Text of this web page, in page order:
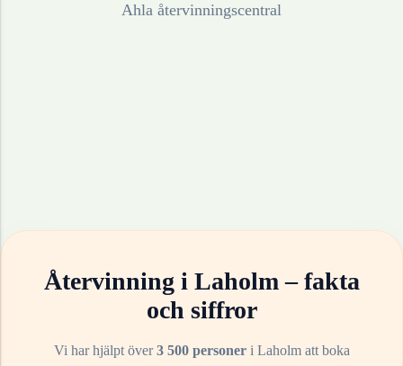
Ahla återvinningscentral
Återvinning i Laholm– fakta
och siffror
Vi har hjälpt över3 500 personeri Laholmatt boka